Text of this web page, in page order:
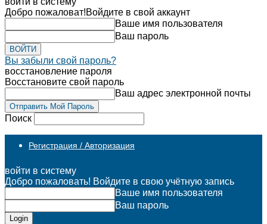
Добро пожаловат!Войдите в свой аккаунт
Ваше имя пользователя
Ваш пароль
Вы забыли свой пароль?
восстановление пароля
Восстановите свой пароль
Ваш адрес электронной почты
Поиск
Регистрация / Авторизация
войти в систему
Добро пожаловать! Войдите в свою учётную запись
Ваше имя пользователя
Ваш пароль